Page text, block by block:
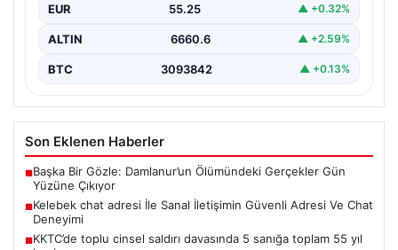
EUR 55.25 ▲ +0.32%
ALTIN 6660.6 ▲ +2.59%
BTC 3093842 ▲ +0.13%
Son Eklenen Haberler
■Başka Bir Gözle: Damlanur’un Ölümündeki Gerçekler Gün
Yüzüne Çıkıyor
■Kelebek chat adresi İle Sanal İletişimin Güvenli Adresi Ve Chat
Deneyimi
■KKTC’de toplu cinsel saldırı davasında 5 sanığa toplam 55 yıl